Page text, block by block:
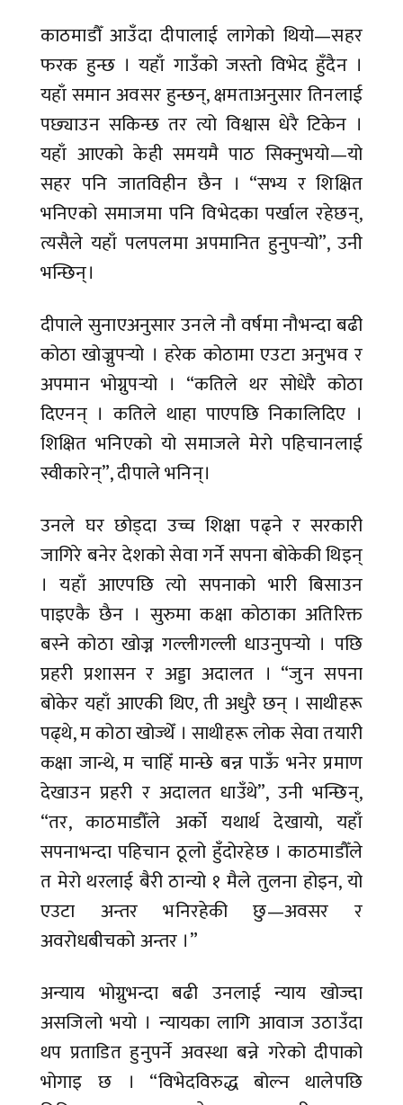
काठमाडौँ आउँदा दीपालाई लागेको थियो—सहर
फरक हुन्छ । यहाँ गाउँको जस्तो विभेद हुँदैन ।
यहाँ समान अवसर हुन्छन्, क्षमताअनुसार तिनलाई
पछ्याउन सकिन्छ तर त्यो विश्वास धेरै टिकेन ।
यहाँ आएको केही समयमै पाठ सिक्नुभयो—यो
सहर पनि जातविहीन छैन । “सभ्य र शिक्षित
भनिएको समाजमा पनि विभेदका पर्खाल रहेछन्,
त्यसैले यहाँ पलपलमा अपमानित हुनुपर्‍यो”, उनी
भन्छिन्।
दीपाले सुनाएअनुसार उनले नौ वर्षमा नौभन्दा बढी
कोठा खोज्नुपर्‍यो । हरेक कोठामा एउटा अनुभव र
अपमान भोग्नुपर्‍यो । “कतिले थर सोधेरै कोठा
दिएनन् । कतिले थाहा पाएपछि निकालिदिए ।
शिक्षित भनिएको यो समाजले मेरो पहिचानलाई
स्वीकारेन्”, दीपाले भनिन्।
उनले घर छोड्दा उच्च शिक्षा पढ्ने र सरकारी
जागिरे बनेर देशको सेवा गर्ने सपना बोकेकी थिइन्
। यहाँ आएपछि त्यो सपनाको भारी बिसाउन
पाइएकै छैन । सुरुमा कक्षा कोठाका अतिरिक्त
बस्ने कोठा खोज्न गल्लीगल्ली धाउनुपर्‍यो । पछि
प्रहरी प्रशासन र अड्डा अदालत । “जुन सपना
बोकेर यहाँ आएकी थिए, ती अधुरै छन् । साथीहरू
पढ्थे, म कोठा खोज्थेँ । साथीहरू लोक सेवा तयारी
कक्षा जान्थे, म चाहिँ मान्छे बन्न पाऊँ भनेर प्रमाण
देखाउन प्रहरी र अदालत धाउँथे”, उनी भन्छिन्,
“तर, काठमाडौँले अर्को यथार्थ देखायो, यहाँ
सपनाभन्दा पहिचान ठूलो हुँदोरहेछ । काठमाडौँले
त मेरो थरलाई बैरी ठान्यो १ मैले तुलना होइन, यो
एउटा अन्तर भनिरहेकी छु—अवसर र
अवरोधबीचको अन्तर ।”
अन्याय भोग्नुभन्दा बढी उनलाई न्याय खोज्दा
असजिलो भयो । न्यायका लागि आवाज उठाउँदा
थप प्रताडित हुनुपर्ने अवस्था बन्ने गरेको दीपाको
भोगाइ छ । “विभेदविरुद्ध बोल्न थालेपछि